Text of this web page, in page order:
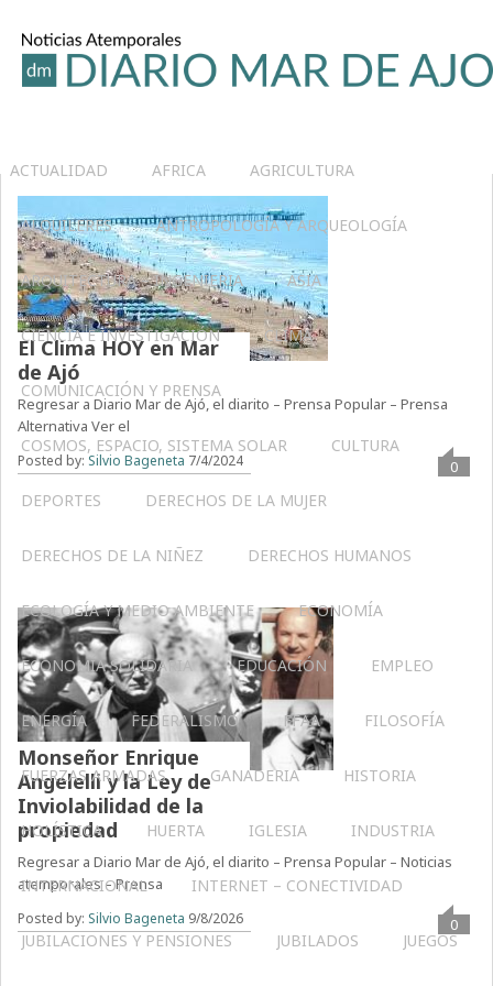
ACTUALIDAD AFRICA AGRICULTURA
ALQUILERES ANTROPOLOGÍA Y ARQUEOLOGÍA
ARQUITECTURA – INGENIERIA ASIA
CIENCIA E INVESTIGACIÓN CLIMA
COMUNICACIÓN Y PRENSA
COSMOS, ESPACIO, SISTEMA SOLAR CULTURA
DEPORTES DERECHOS DE LA MUJER
DERECHOS DE LA NIÑEZ DERECHOS HUMANOS
ECOLOGÍA Y MEDIO AMBIENTE ECONOMÍA
ECONOMÍA SOLIDARIA EDUCACIÓN EMPLEO
ENERGÍA FEDERALISMO FFAA FILOSOFÍA
FUERZAS ARMADAS GANADERIA HISTORIA
HOLÍSTICA HUERTA IGLESIA INDUSTRIA
INTERNACIONAL INTERNET – CONECTIVIDAD
JUBILACIONES Y PENSIONES JUBILADOS JUEGOS
El Clima HOY en Mar
de Ajó
Regresar a Diario Mar de Ajó, el diarito – Prensa Popular – Prensa
Alternativa Ver el
Posted by: Silvio Bageneta 7/4/2024 0
Monseñor Enrique
Angelelli y la Ley de
Inviolabilidad de la
propiedad
Regresar a Diario Mar de Ajó, el diarito – Prensa Popular – Noticias
atemporales – Prensa
Posted by: Silvio Bageneta 9/8/2026 0